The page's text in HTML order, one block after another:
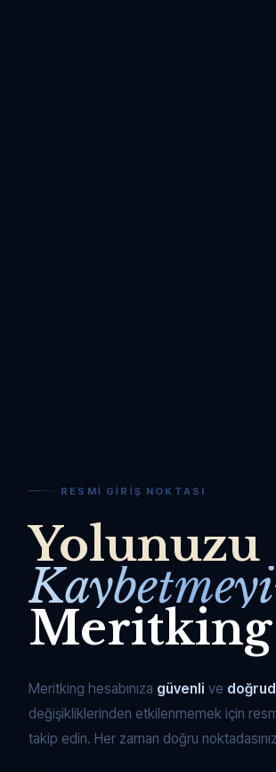
RESMI GIRIŞ NOKTASI
Yolunuzu
Meritking
Meritking hesabınıza güvenli ve
değişikliklerinden etkilenmemek için resmi
takip edin. Her zaman doğru